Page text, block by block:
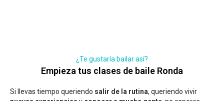
¿Te gustaría bailar así?
Empieza tus clases de baile Ronda
Si llevas tiempo queriendo salir de la rutina, queriendo vivir